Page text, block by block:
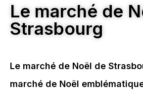
Le marché de
Strasbourg
Le marché de Noël de
marché de Noël